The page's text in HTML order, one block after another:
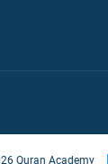
Quran Academy